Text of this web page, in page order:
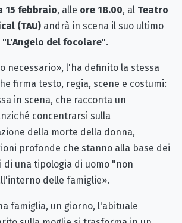
15 febbraio, alle ore 18.00, al Teatro
(TAU) andrà in scena il suo ultimo
"L'Angelo del focolare".
necessario», l'ha definito la stessa
firma testo, regia, scene e costumi:
in scena, che racconta un
concentrarsi sulla
della morte della donna,
profonde che stanno alla base dei
una tipologia di uomo "non
delle famiglie».
famiglia, un giorno, l'abituale